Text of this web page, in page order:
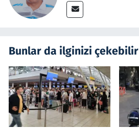
Bunlar da ilginizi çekebilir